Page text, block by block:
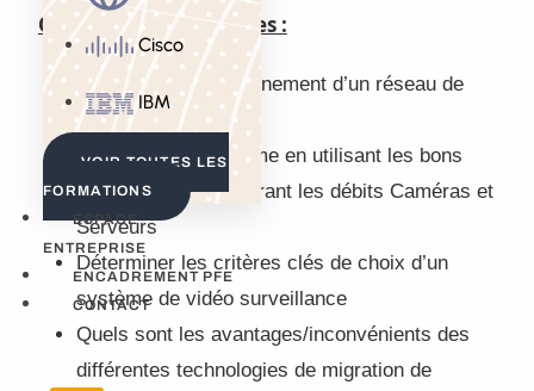
Cisco
IBM
VOIR TOUTES LES
FORMATIONS
ESPACE
ENTREPRISE
ENCADREMENT PFE
CONTACT
Objectifs pédagogiques :
Connaître le fonctionnement d’un réseau de
vidéo IP
Configurer un système en utilisant les bons
réglages et en mesurant les débits Caméras et
Serveurs
Déterminer les critères clés de choix d’un
système de vidéo surveillance
Quels sont les avantages/inconvénients des
différentes technologies de migration de